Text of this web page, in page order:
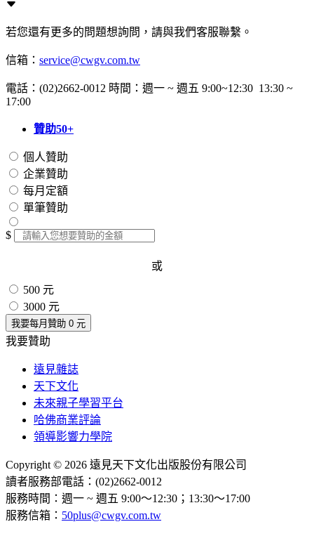
若您還有更多的問題想詢問，請與我們客服聯繫。
信箱： service@cwgv.com.tw
電話：(02)2662-0012 時間：週一 ~ 週五 9:00~12:30 13:30 ~
17:00
贊助50+
個人贊助
企業贊助
每月定額
單筆贊助
$
或
500 元
3000 元
我要每月贊助 0 元
我要贊助
遠見雜誌
天下文化
未來親子學習平台
哈佛商業評論
領導影響力學院
Copyright © 2026 遠見天下文化出版股份有限公司
讀者服務部電話：(02)2662-0012
服務時間：週一 ~ 週五 9:00～12:30；13:30～17:00
服務信箱： 50plus@cwgv.com.tw